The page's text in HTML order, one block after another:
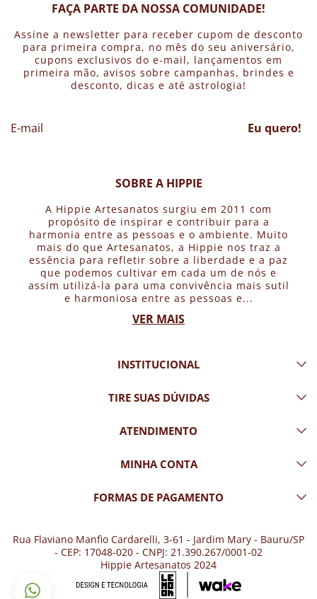
FAÇA PARTE DA NOSSA COMUNIDADE!
Assine a newsletter para receber cupom de desconto
para primeira compra, no mês do seu aniversário,
cupons exclusivos do e-mail, lançamentos em
primeira mão, avisos sobre campanhas, brindes e
desconto, dicas e até astrologia!
Eu quero!
SOBRE A HIPPIE
A Hippie Artesanatos surgiu em 2011 com
propósito de inspirar e contribuir para a
harmonia entre as pessoas e o ambiente. Muito
mais do que Artesanatos, a Hippie nos traz a
essência para refletir sobre a liberdade e a paz
que podemos cultivar em cada um de nós e
assim utilizá-la para uma convivência mais sutil
e harmoniosa entre as pessoas e...
VER MAIS
INSTITUCIONAL
TIRE SUAS DÚVIDAS
ATENDIMENTO
MINHA CONTA
FORMAS DE PAGAMENTO
Rua Flaviano Manfio Cardarelli, 3-61 - Jardim Mary - Bauru/SP
- CEP: 17048-020 - CNPJ: 21.390.267/0001-02
Hippie Artesanatos 2024